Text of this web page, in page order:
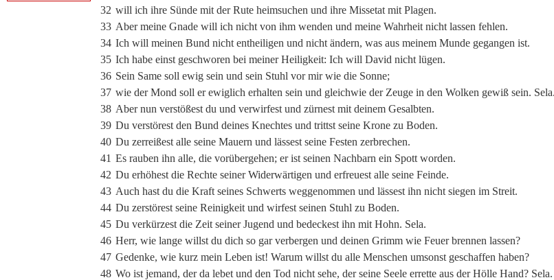
32 will ich ihre Sünde mit der Rute heimsuchen und ihre Missetat mit Plagen.
33 Aber meine Gnade will ich nicht von ihm wenden und meine Wahrheit nicht lassen fehlen.
34 Ich will meinen Bund nicht entheiligen und nicht ändern, was aus meinem Munde gegangen ist.
35 Ich habe einst geschworen bei meiner Heiligkeit: Ich will David nicht lügen.
36 Sein Same soll ewig sein und sein Stuhl vor mir wie die Sonne;
37 wie der Mond soll er ewiglich erhalten sein und gleichwie der Zeuge in den Wolken gewiß sein. Sela.
38 Aber nun verstößest du und verwirfest und zürnest mit deinem Gesalbten.
39 Du verstörest den Bund deines Knechtes und trittst seine Krone zu Boden.
40 Du zerreißest alle seine Mauern und lässest seine Festen zerbrechen.
41 Es rauben ihn alle, die vorübergehen; er ist seinen Nachbarn ein Spott worden.
42 Du erhöhest die Rechte seiner Widerwärtigen und erfreuest alle seine Feinde.
43 Auch hast du die Kraft seines Schwerts weggenommen und lässest ihn nicht siegen im Streit.
44 Du zerstörest seine Reinigkeit und wirfest seinen Stuhl zu Boden.
45 Du verkürzest die Zeit seiner Jugend und bedeckest ihn mit Hohn. Sela.
46 Herr, wie lange willst du dich so gar verbergen und deinen Grimm wie Feuer brennen lassen?
47 Gedenke, wie kurz mein Leben ist! Warum willst du alle Menschen umsonst geschaffen haben?
48 Wo ist jemand, der da lebet und den Tod nicht sehe, der seine Seele errette aus der Hölle Hand? Sela.